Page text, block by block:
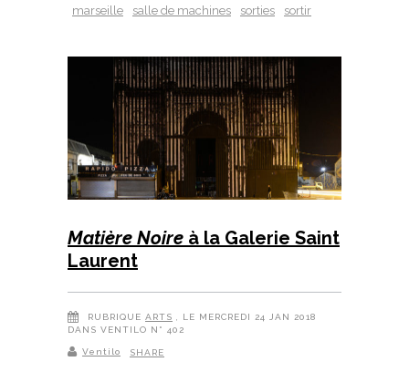
marseille
salle de machines sorties sortir
Matière Noire à la Galerie Saint
Laurent
RUBRIQUE ARTS , LE MERCREDI 24 JAN 2018
DANS VENTILO N° 402
Ventilo SHARE